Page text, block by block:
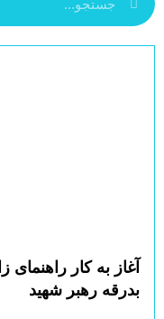
بدرقه رهبر شهید